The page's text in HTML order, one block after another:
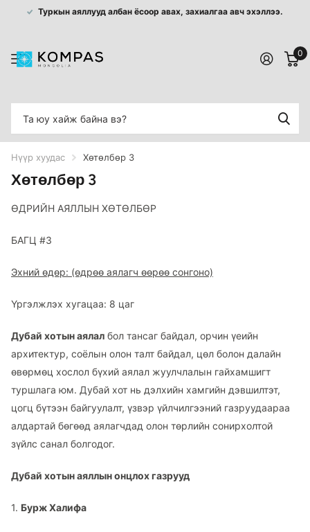
Туркын аяллууд албан ёсоор авах, захиалгаа авч эхэллээ.
0
Нүүр хуудас Хөтөлбөр 3
Хөтөлбөр 3
ӨДРИЙН АЯЛЛЫН ХӨТӨЛБӨР
БАГЦ #3
Эхний өдөр: (өдрөө аялагч өөрөө сонгоно)
Үргэлжлэх хугацаа: 8 цаг
Дубай хотын аялал бол тансаг байдал, орчин үеийн
архитектур, соёлын олон талт байдал, цөл болон далайн
өвөрмөц хослол бүхий аялал жуулчлалын гайхамшигт
туршлага юм. Дубай хот нь дэлхийн хамгийн дэвшилтэт,
цогц бүтээн байгуулалт, үзвэр үйлчилгээний газруудаараа
алдартай бөгөөд аялагчдад олон төрлийн сонирхолтой
зүйлс санал болгодог.
Дубай хотын аяллын онцлох газрууд
1. Бурж Халифа